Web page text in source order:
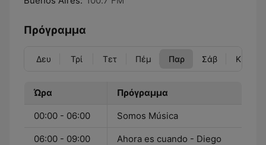
Πρόγραμμα
Δευ Τρί Τετ Πέμ Παρ Σάβ Κυρ
Ώρα Πρόγραμμα
00:00 - 06:00 Somos Música
06:00 - 09:00
Ahora es cuando - Diego